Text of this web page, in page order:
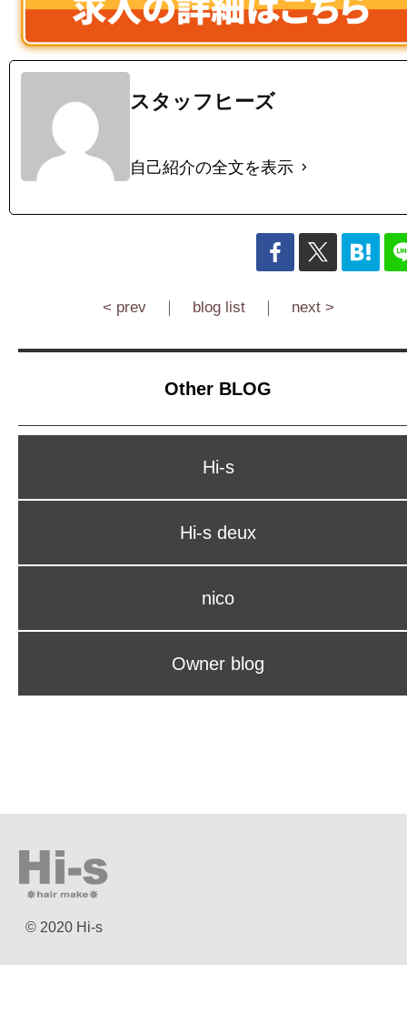
スタッフヒーズ
自己紹介の全文を表示
< prev｜ blog list｜ next >
Other BLOG
Hi-s
Hi-s deux
nico
Owner blog
© 2020 Hi-s